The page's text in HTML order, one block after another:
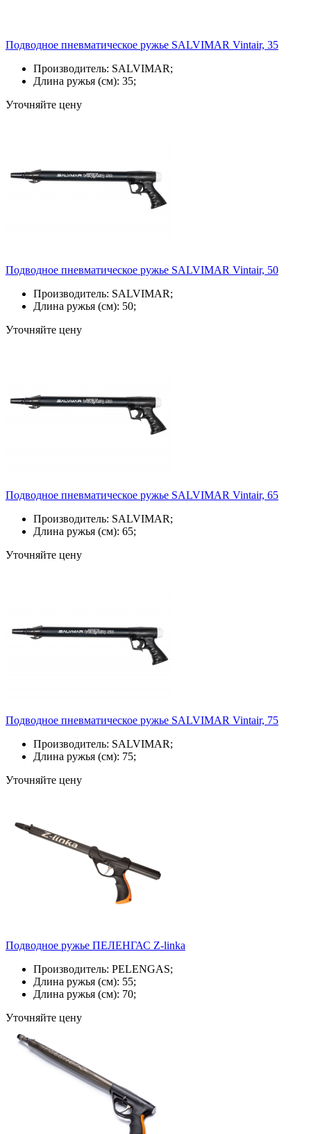
Подводное пневматическое ружье SALVIMAR Vintair, 35
Производитель: SALVIMAR;
Длина ружья (см): 35;
Уточняйте цену
Подводное пневматическое ружье SALVIMAR Vintair, 50
Производитель: SALVIMAR;
Длина ружья (см): 50;
Уточняйте цену
Подводное пневматическое ружье SALVIMAR Vintair, 65
Производитель: SALVIMAR;
Длина ружья (см): 65;
Уточняйте цену
Подводное пневматическое ружье SALVIMAR Vintair, 75
Производитель: SALVIMAR;
Длина ружья (см): 75;
Уточняйте цену
Подводное ружье ПЕЛЕНГАС Z-linka
Производитель: PELENGAS;
Длина ружья (см): 55;
Длина ружья (см): 70;
Уточняйте цену